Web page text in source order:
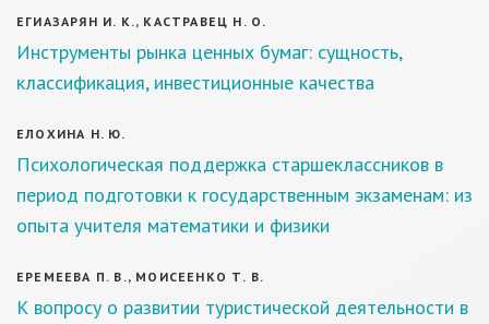
ЕГИАЗАРЯН И. К., КАСТРАВЕЦ Н. О.
Инструменты рынка ценных бумаг: сущность,
классификация, инвестиционные качества
ЕЛОХИНА Н. Ю.
Психологическая поддержка старшеклассников в
период подготовки к государственным экзаменам: из
опыта учителя математики и физики
ЕРЕМЕЕВА П. В., МОИСЕЕНКО Т. В.
К вопросу о развитии туристической деятельности в